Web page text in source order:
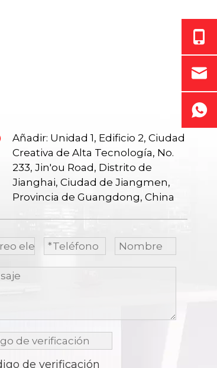
Añadir: Unidad 1, Edificio 2, Ciudad
Creativa de Alta Tecnología, No.
233, Jin'ou Road, Distrito de
Jianghai, Ciudad de Jiangmen,
Provincia de Guangdong, China